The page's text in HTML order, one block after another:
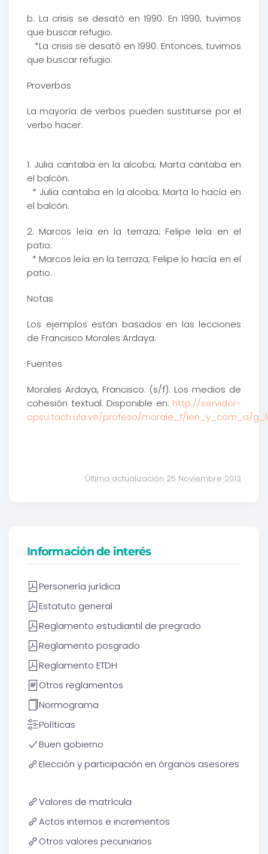
b. La crisis se desató en 1990. En 1990, tuvimos
que buscar refugio.
*La crisis se desató en 1990. Entonces, tuvimos
que buscar refugio.
Proverbos
La mayoría de verbos pueden sustituirse por el
verbo hacer:
1. Julia cantaba en la alcoba; Marta cantaba en
el balcón.
* Julia cantaba en la alcoba; Marta lo hacía en
el balcón.
2. Marcos leía en la terraza; Felipe leía en el
patio.
* Marcos leía en la terraza; Felipe lo hacía en el
patio.
Notas
Los ejemplos están basados en las lecciones
de Francisco Morales Ardaya.
Fuentes
Morales Ardaya, Francisco. (s/f). Los medios de
cohesión textual. Disponible en: http://servidor-
opsu.tach.ula.ve/profeso/morale_f/len_y_com_a/
Última actualización 25 Noviembre 2013
Información de interés
Personería jurídica
Estatuto general
Reglamento estudiantil de pregrado
Reglamento posgrado
Reglamento ETDH
Otros reglamentos
Normograma
Políticas
Buen gobierno
Elección y participación en órganos asesores
Valores de matrícula
Actos internos e incrementos
Otros valores pecuniarios